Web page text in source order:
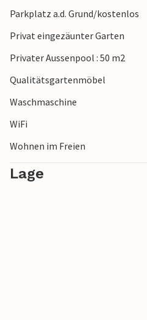
nahegelegenen Meer und
Landschaft rund um Giarratana
Hügeln, Feldern und einem
Parkplatz a.d. Grund/kostenlos
Privat eingezäunter Garten
Privater Aussenpool : 50 m2
Qualitätsgartenmöbel
Waschmaschine
WiFi
Wohnen im Freien
Lage